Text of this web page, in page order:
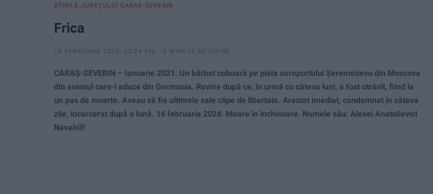
ŞTIRILE JUDEŢULUI CARAŞ-SEVERIN
Frica
18 FEBRUARIE 2024, 03:26 PM 3 MINUTE DE CITIRE
CARAȘ-SEVERIN – Ianuarie 2021. Un bărbat coboară pe pista aeroportului Șeremetievo din Moscova
din avionul care-l aduce din Germania. Revine după ce, în urmă cu câteva luni, a fost otrăvit, fiind la
un pas de moarte. Aveau să fie ultimele sale clipe de libertate. Arestat imediat, condamnat în câteva
zile, încarcerat după o lună. 16 februarie 2024. Moare în închisoare. Numele său: Alexei Anatolievici
Navalnîi!